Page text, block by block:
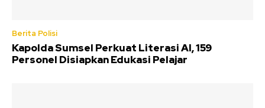
Berita Polisi
Kapolda Sumsel Perkuat Literasi AI, 159
Personel Disiapkan Edukasi Pelajar